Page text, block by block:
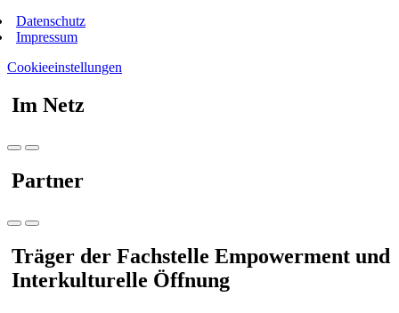
Datenschutz
Impressum
Cookieeinstellungen
Im Netz
Partner
Träger der Fachstelle Empowerment und
Interkulturelle Öffnung